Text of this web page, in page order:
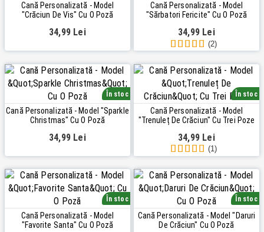
Cană Personalizată - Model
"Crăciun De Vis" Cu O Poză
34,99 Lei
Cană Personalizată - Model
"Sărbatori Fericite" Cu O Poză
34,99 Lei
(2)
În stoc
Cană Personalizată - Model "Sparkle
Christmas" Cu O Poză
34,99 Lei
În stoc
Cană Personalizată - Model
"Trenuleț De Crăciun" Cu Trei Poze
34,99 Lei
(1)
În stoc
Cană Personalizată - Model
"Favorite Santa" Cu O Poză
În stoc
Cană Personalizată - Model "Daruri
De Crăciun" Cu O Poză